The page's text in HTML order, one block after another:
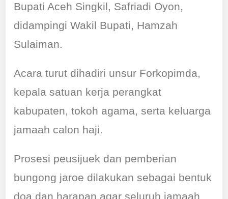
Bupati Aceh Singkil, Safriadi Oyon,
didampingi Wakil Bupati, Hamzah
Sulaiman.
Acara turut dihadiri unsur Forkopimda,
kepala satuan kerja perangkat
kabupaten, tokoh agama, serta keluarga
jamaah calon haji.
Prosesi peusijuek dan pemberian
bungong jaroe dilakukan sebagai bentuk
doa dan harapan agar seluruh jamaah